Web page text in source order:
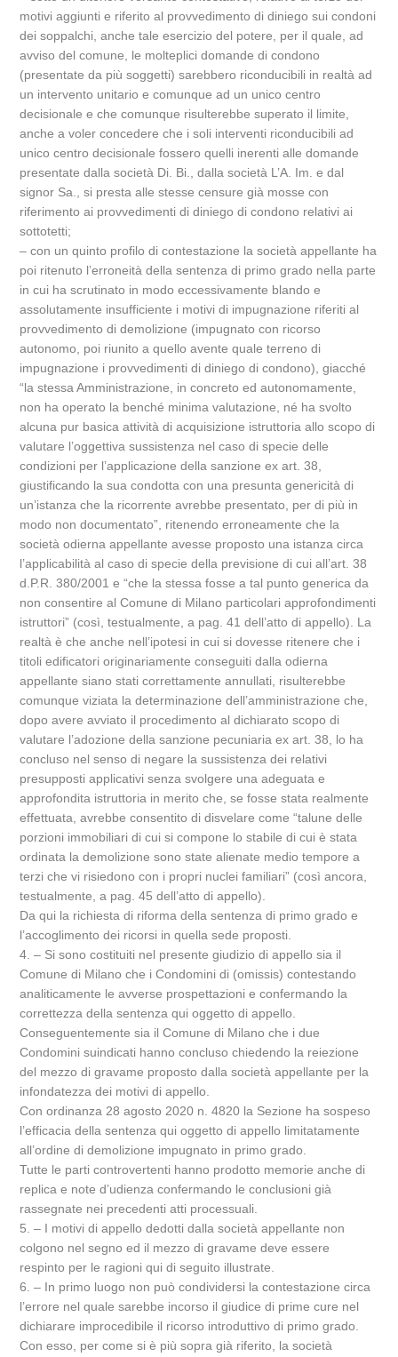
motivi aggiunti e riferito al provvedimento di diniego sui condoni
dei soppalchi, anche tale esercizio del potere, per il quale, ad
avviso del comune, le molteplici domande di condono
(presentate da più soggetti) sarebbero riconducibili in realtà ad
un intervento unitario e comunque ad un unico centro
decisionale e che comunque risulterebbe superato il limite,
anche a voler concedere che i soli interventi riconducibili ad
unico centro decisionale fossero quelli inerenti alle domande
presentate dalla società Di. Bi., dalla società L’A. Im. e dal
signor Sa., si presta alle stesse censure già mosse con
riferimento ai provvedimenti di diniego di condono relativi ai
sottotetti;
– con un quinto profilo di contestazione la società appellante ha
poi ritenuto l’erroneità della sentenza di primo grado nella parte
in cui ha scrutinato in modo eccessivamente blando e
assolutamente insufficiente i motivi di impugnazione riferiti al
provvedimento di demolizione (impugnato con ricorso
autonomo, poi riunito a quello avente quale terreno di
impugnazione i provvedimenti di diniego di condono), giacché
“la stessa Amministrazione, in concreto ed autonomamente,
non ha operato la benché minima valutazione, né ha svolto
alcuna pur basica attività di acquisizione istruttoria allo scopo di
valutare l’oggettiva sussistenza nel caso di specie delle
condizioni per l’applicazione della sanzione ex art. 38,
giustificando la sua condotta con una presunta genericità di
un’istanza che la ricorrente avrebbe presentato, per di più in
modo non documentato”, ritenendo erroneamente che la
società odierna appellante avesse proposto una istanza circa
l’applicabilità al caso di specie della previsione di cui all’art. 38
d.P.R. 380/2001 e “che la stessa fosse a tal punto generica da
non consentire al Comune di Milano particolari approfondimenti
istruttori” (così, testualmente, a pag. 41 dell’atto di appello). La
realtà è che anche nell’ipotesi in cui si dovesse ritenere che i
titoli edificatori originariamente conseguiti dalla odierna
appellante siano stati correttamente annullati, risulterebbe
comunque viziata la determinazione dell’amministrazione che,
dopo avere avviato il procedimento al dichiarato scopo di
valutare l’adozione della sanzione pecuniaria ex art. 38, lo ha
concluso nel senso di negare la sussistenza dei relativi
presupposti applicativi senza svolgere una adeguata e
approfondita istruttoria in merito che, se fosse stata realmente
effettuata, avrebbe consentito di disvelare come “talune delle
porzioni immobiliari di cui si compone lo stabile di cui è stata
ordinata la demolizione sono state alienate medio tempore a
terzi che vi risiedono con i propri nuclei familiari” (così ancora,
testualmente, a pag. 45 dell’atto di appello).
Da qui la richiesta di riforma della sentenza di primo grado e
l’accoglimento dei ricorsi in quella sede proposti.
4. – Si sono costituiti nel presente giudizio di appello sia il
Comune di Milano che i Condomini di (omissis) contestando
analiticamente le avverse prospettazioni e confermando la
correttezza della sentenza qui oggetto di appello.
Conseguentemente sia il Comune di Milano che i due
Condomini suindicati hanno concluso chiedendo la reiezione
del mezzo di gravame proposto dalla società appellante per la
infondatezza dei motivi di appello.
Con ordinanza 28 agosto 2020 n. 4820 la Sezione ha sospeso
l’efficacia della sentenza qui oggetto di appello limitatamente
all’ordine di demolizione impugnato in primo grado.
Tutte le parti controvertenti hanno prodotto memorie anche di
replica e note d’udienza confermando le conclusioni già
rassegnate nei precedenti atti processuali.
5. – I motivi di appello dedotti dalla società appellante non
colgono nel segno ed il mezzo di gravame deve essere
respinto per le ragioni qui di seguito illustrate.
6. – In primo luogo non può condividersi la contestazione circa
l’errore nel quale sarebbe incorso il giudice di prime cure nel
dichiarare improcedibile il ricorso introduttivo di primo grado.
Con esso, per come si è più sopra già riferito, la società